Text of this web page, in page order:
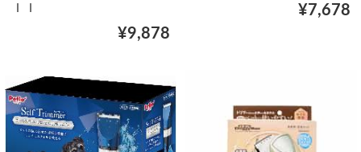
¥9,878
¥7,678